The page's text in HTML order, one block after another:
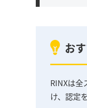
お
RINXは全
け、認定